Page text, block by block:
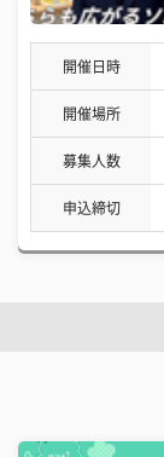
開催日時
開催場所
募集人数
申込締切